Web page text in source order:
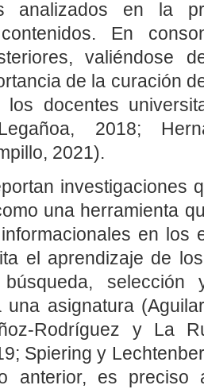
analizados en la
En
valiéndose
de la curación
los docentes
2018;
2021).
investigaciones
una herramienta
en los
el aprendizaje de
selección
una asignatura (
Rodríguez y La
; Spiering y
anterior, es preciso